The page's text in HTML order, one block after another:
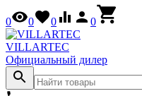
0 0 0 0
VILLARTEC
Официальный дилер